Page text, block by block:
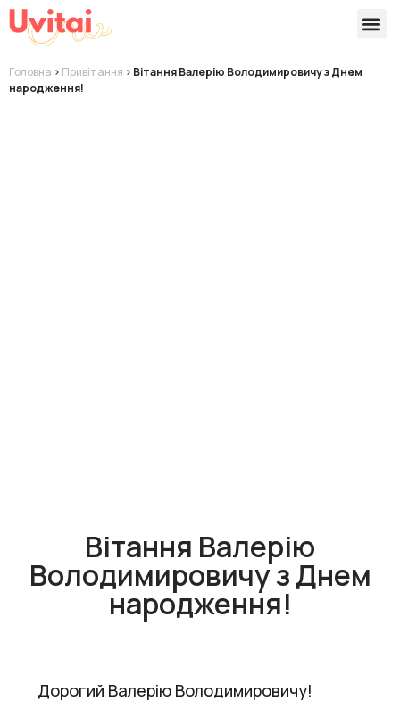
Головна > Привітання > Вітання Валерію Володимировичу з Днем
народження!
Вітання Валерію
Володимировичу з Днем
народження!
Дорогий Валерію Володимировичу!